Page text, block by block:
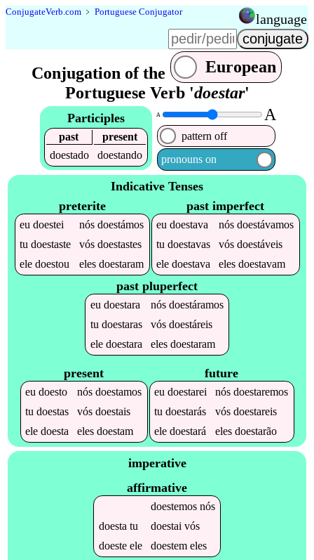
ConjugateVerb.com ﹥ Portuguese Conjugator language
Conjugation of the
European
Portuguese Verb 'doestar'
Participles
past
present
doestado
doestando
A A
pattern off
pronouns on
Indicative Tenses
preterite
eudoestei nósdoestámos
tudoestaste vósdoestastes
eledoestou elesdoestaram
past imperfect
eudoestava nósdoestávamos
tudoestavas vósdoestáveis
eledoestava elesdoestavam
past pluperfect
eu doestara nós doestáramos
tu doestaras vós doestáreis
ele doestara eles doestaram
present
eudoesto nósdoestamos
tudoestas vósdoestais
eledoesta elesdoestam
future
eudoestarei nósdoestaremos
tudoestarás vósdoestareis
eledoestará elesdoestarão
imperative
affirmative
doestemosnós
doesta tu doestai vós
doesteele doestemeles